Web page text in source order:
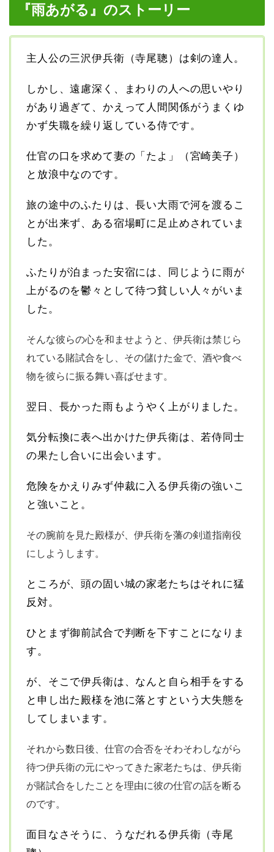
『雨あがる』のストーリー
主人公の三沢伊兵衛（寺尾聰）は剣の達人。
しかし、遠慮深く、まわりの人への思いやり
があり過ぎて、かえって人間関係がうまくゆ
かず失職を繰り返している侍です。
仕官の口を求めて妻の「たよ」（宮崎美子）
と放浪中なのです。
旅の途中のふたりは、長い大雨で河を渡るこ
とが出来ず、ある宿場町に足止めされていま
した。
ふたりが泊まった安宿には、同じように雨が
上がるのを鬱々として待つ貧しい人々がいま
した。
そんな彼らの心を和ませようと、伊兵衛は禁じら
れている賭試合をし、 その儲けた金で、酒や食べ
物を彼らに振る舞い喜ばせます。
翌日、長かった雨もようやく上がりました。
気分転換に表へ出かけた伊兵衛は、若侍同士
の果たし合いに出会います。
危険をかえりみず仲裁に入る伊兵衛の強いこ
と強いこと。
その腕前を見た殿様が、伊兵衛を藩の剣道指南役
にしようします。
ところが、頭の固い城の家老たちはそれに猛
反対。
ひとまず御前試合で判断を下すことになりま
す。
が、そこで伊兵衛は、なんと自ら相手をする
と申し出た殿様を池に落とすという大失態を
してしまいます。
それから数日後、仕官の合否をそわそわしながら
待つ伊兵衛の元にやってきた家老たちは、伊兵衛
が賭試合をしたことを理由に彼の仕官の話を断る
のです。
面目なさそうに、うなだれる伊兵衛（寺尾